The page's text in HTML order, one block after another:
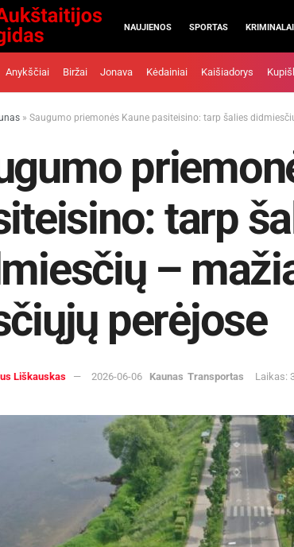
NAUJIENOS SPORTAS KRIMINALAI
Anykščiai Biržai Jonava Kėdainiai Kaišiadorys
» Saugumo priemonės Kaune pasiteisino: tarp šalies
tarp
–
perėjose
Liškauskas 2026-06-06 Kaunas Transportas Laikas: